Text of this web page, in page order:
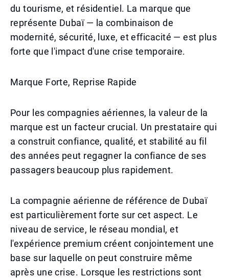
du tourisme, et résidentiel. La marque que
représente Dubaï — la combinaison de
modernité, sécurité, luxe, et efficacité — est plus
forte que l'impact d'une crise temporaire.
Marque Forte, Reprise Rapide
Pour les compagnies aériennes, la valeur de la
marque est un facteur crucial. Un prestataire qui
a construit confiance, qualité, et stabilité au fil
des années peut regagner la confiance de ses
passagers beaucoup plus rapidement.
La compagnie aérienne de référence de Dubaï
est particulièrement forte sur cet aspect. Le
niveau de service, le réseau mondial, et
l'expérience premium créent conjointement une
base sur laquelle on peut construire même
après une crise. Lorsque les restrictions sont